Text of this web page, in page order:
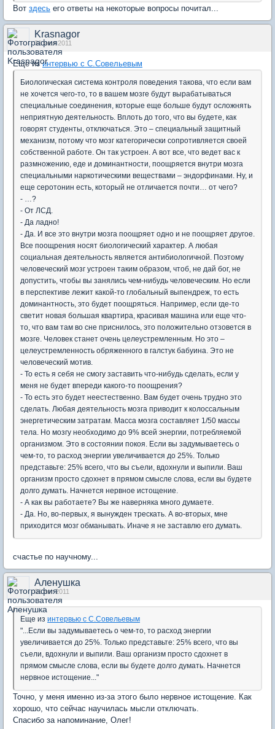
Вот здесь его ответы на некоторые вопросы почитал...
Krasnagor
31 июл 2011
Еще изинтервью с С.Совельевым
Биологическая система контроля поведения такова, что если вам
не хочется чего-то, то в вашем мозге будут вырабатываться
специальные соединения, которые еще больше будут осложнять
неприятную деятельность. Вплоть до того, что вы будете, как
говорят студенты, отключаться. Это – специальный защитный
механизм, потому что мозг категорически сопротивляется своей
собственной работе. Он так устроен. А вот все, что ведет вас к
размножению, еде и доминантности, поощряется внутри мозга
специальными наркотическими веществами – эндорфинами. Ну, и
еще серотонин есть, который не отличается почти… от чего?
- …?
- От ЛСД.
- Да ладно!
- Да. И все это внутри мозга поощряет одно и не поощряет другое.
Все поощрения носят биологический характер. А любая
социальная деятельность является антибиологичной. Поэтому
человеческий мозг устроен таким образом, чтоб, не дай бог, не
допустить, чтобы вы занялись чем-нибудь человеческим. Но если
в перспективе лежит какой-то глобальный выпендреж, то есть
доминантность, это будет поощряться. Например, если где-то
светит новая большая квартира, красивая машина или еще что-
то, что вам там во сне приснилось, это положительно отзовется в
мозге. Человек станет очень целеустремленным. Но это –
целеустремленность обряженного в галстук бабуина. Это не
человеческий мотив.
- То есть я себя не смогу заставить что-нибудь сделать, если у
меня не будет впереди какого-то поощрения?
- То есть это будет неестественно. Вам будет очень трудно это
сделать. Любая деятельность мозга приводит к колоссальным
энергетическим затратам. Масса мозга составляет 1/50 массы
тела. Но мозгу необходимо до 9% всей энергии, потребляемой
организмом. Это в состоянии покоя. Если вы задумываетесь о
чем-то, то расход энергии увеличивается до 25%. Только
представьте: 25% всего, что вы съели, вдохнули и выпили. Ваш
организм просто сдохнет в прямом смысле слова, если вы будете
долго думать. Начнется нервное истощение.
- А как вы работаете? Вы же наверняка много думаете.
- Да. Но, во-первых, я вынужден трескать. А во-вторых, мне
приходится мозг обманывать. Иначе я не заставлю его думать.
счастье по научному...
Аленушка
01 авг 2011
Еще из интервью с С.Совельевым
"...Если вы задумываетесь о чем-то, то расход энергии
увеличивается до 25%. Только представьте: 25% всего, что вы
съели, вдохнули и выпили. Ваш организм просто сдохнет в
прямом смысле слова, если вы будете долго думать. Начнется
нервное истощение..."
Точно, у меня именно из-за этого было нервное истощение. Как
хорошо, что сейчас научилась мысли отключать.
Спасибо за напоминание, Олег!